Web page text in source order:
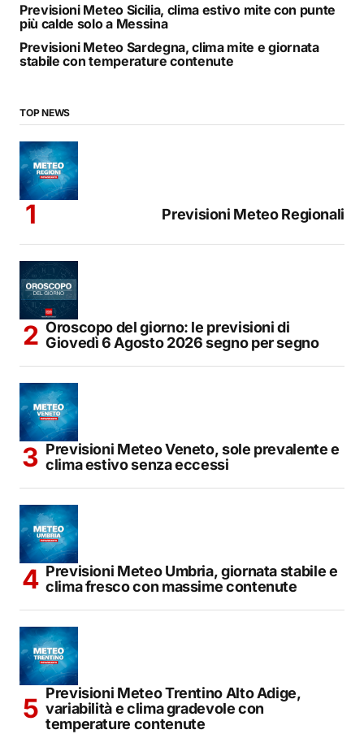
Previsioni Meteo Sicilia, clima estivo mite con punte
più calde solo a Messina
Previsioni Meteo Sardegna, clima mite e giornata
stabile con temperature contenute
TOP NEWS
Previsioni Meteo Regionali
Oroscopo del giorno: le previsioni di
Giovedì 6 Agosto 2026 segno per segno
Previsioni Meteo Veneto, sole prevalente e
clima estivo senza eccessi
Previsioni Meteo Umbria, giornata stabile e
clima fresco con massime contenute
Previsioni Meteo Trentino Alto Adige,
variabilità e clima gradevole con
temperature contenute